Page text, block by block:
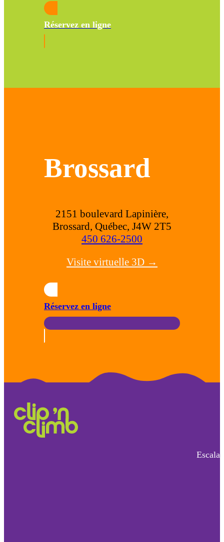
Réservez en ligne
Brossard
2151 boulevard Lapinière,
Brossard, Québec, J4W 2T5
450 626-2500
Visite virtuelle 3D →
Réservez en ligne